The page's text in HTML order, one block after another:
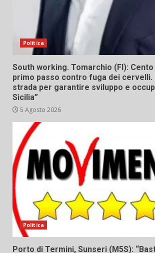
Politica
South working. Tomarchio (FI):
primo passo contro fuga dei
strada per garantire sviluppo e
Sicilia”
5 Agosto 2026
Politica
Porto di Termini, Sunseri (M5S):